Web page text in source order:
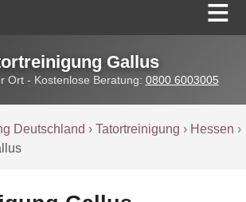
Gallus
Ort - Kostenlose Beratung: 0800 6003005
Deutschland ›Tatortreinigung › Hessen ›